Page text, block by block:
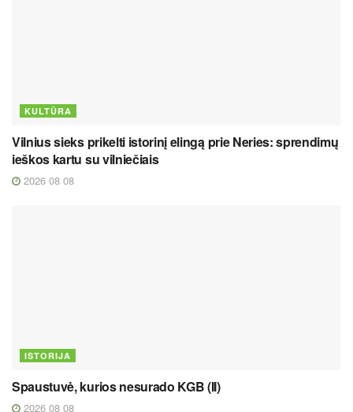
KULTŪRA
Vilnius sieks prikelti istorinį elingą prie Neries: sprendimų
ieškos kartu su vilniečiais
2026 08 08
ISTORIJA
Spaustuvė, kurios nesurado KGB (II)
2026 08 08